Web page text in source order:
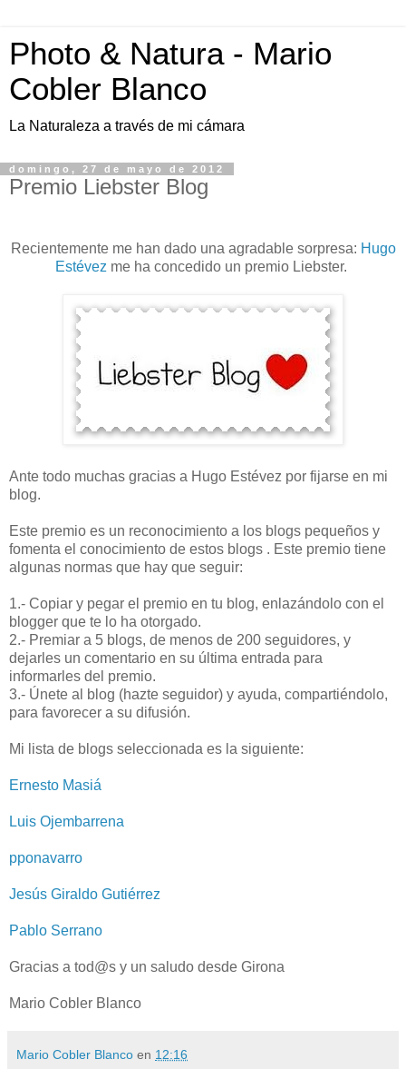
Photo & Natura - Mario
Cobler Blanco
La Naturaleza a través de mi cámara
domingo, 27 de mayo de 2012
Premio Liebster Blog
Recientemente me han dado una agradable sorpresa: Hugo
Estévez me ha concedido un premio Liebster.
Ante todo muchas gracias a Hugo Estévez por fijarse en mi
blog.
Este premio es un reconocimiento a los blogs pequeños y
fomenta el conocimiento de estos blogs . Este premio tiene
algunas normas que hay que seguir:
1.- Copiar y pegar el premio en tu blog, enlazándolo con el
blogger que te lo ha otorgado.
2.- Premiar a 5 blogs, de menos de 200 seguidores, y
dejarles un comentario en su última entrada para
informarles del premio.
3.- Únete al blog (hazte seguidor) y ayuda, compartiéndolo,
para favorecer a su difusión.
Mi lista de blogs seleccionada es la siguiente:
Ernesto Masiá
Luis Ojembarrena
pponavarro
Jesús Giraldo Gutiérrez
Pablo Serrano
Gracias a tod@s y un saludo desde Girona
Mario Cobler Blanco
Mario Cobler Blanco en 12:16